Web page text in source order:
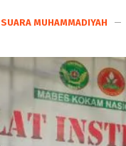
SUARA MUHAMMADIYAH